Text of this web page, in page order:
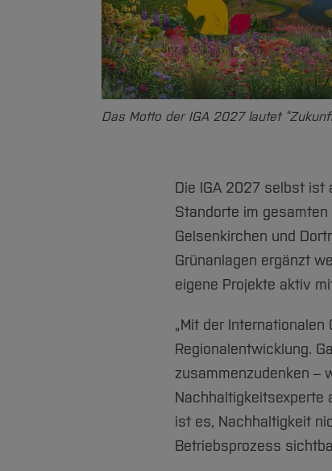
Das Motto der IGA 2027 lautet
Die IGA 2027 selbst ist
Standorte im
Gelsenkirchen und
Grünanlagen ergänzt
eigene Projekte aktiv
„Mit der
Regionalentwicklung.
zusammenzudenken –
Nachhaltigkeitsexperte
ist es, Nachhaltigkeit
Betriebsprozess